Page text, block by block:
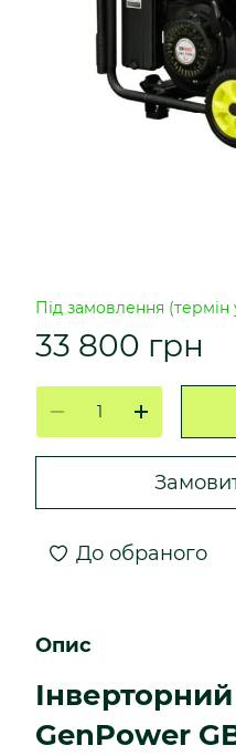
Під замовлення
33 800 грн
До обраного
Опис
GenPower